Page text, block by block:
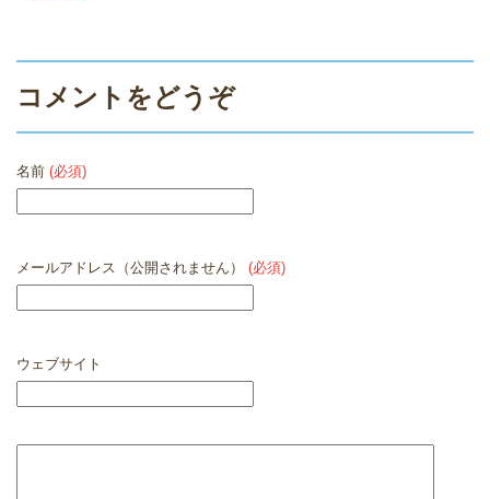
コメントをどうぞ
名前 (必須)
メールアドレス（公開されません） (必須)
ウェブサイト